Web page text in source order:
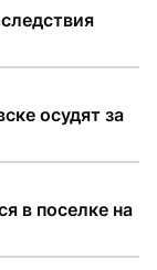
осудят за
в поселке на